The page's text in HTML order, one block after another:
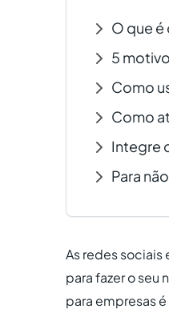
O que é
5
Como
Como
Integre
Para
As redes
para fazer o seu
para empresas